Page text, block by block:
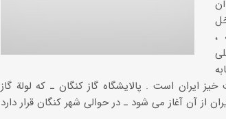
،
ایران است . پالایشگاه گاز کنگان ـ که لولة گاز